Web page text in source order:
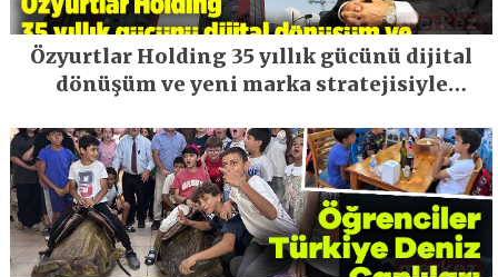
Özyurtlar Holding 35 yıllık gücünü dijital
dönüşüm ve yeni marka stratejisiyle